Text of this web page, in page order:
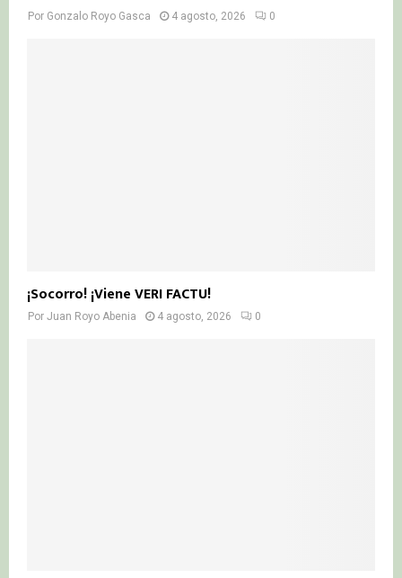
Por Gonzalo Royo Gasca 4 agosto, 2026 0
¡Socorro! ¡Viene VERI FACTU!
Por Juan Royo Abenia 4 agosto, 2026 0